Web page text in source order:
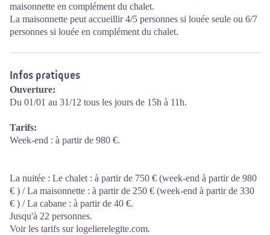
maisonnette en complément du chalet.
La maisonnette peut accueillir 4/5 personnes si louée seule ou 6/7
personnes si louée en complément du chalet.
Infos pratiques
Ouverture:
Du 01/01 au 31/12 tous les jours de 15h à 11h.
Tarifs:
Week-end : à partir de 980 €.
La nuitée : Le chalet : à partir de 750 € (week-end à partir de 980
€ ) / La maisonnette : à partir de 250 € (week-end à partir de 330
€ ) / La cabane : à partir de 40 €.
Jusqu'à 22 personnes.
Voir les tarifs sur logelierelegite.com.